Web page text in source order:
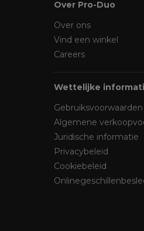
Over Pro-Duo
Over ons
Vind een winkel
Careers
Wettelijke
Algemene
Juridische informatie
Privacybeleid
Cookiebeleid